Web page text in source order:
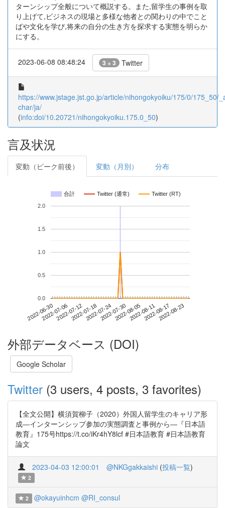
ターンシップ全般について概説する。また,留学生の事例を取
り上げて,ビジネスの現場と多様な他者との関わりの中でこと
ばや文化を学び,将来の自分の生き方を探求する実態を明らか
にする。
2023-06-08 08:48:24 3 + 3 Twitter
https://www.jstage.jst.go.jp/article/nihongokyoiku/175/0/175_50/
char/ja/
(info:doi/10.20721/nihongokyoiku.175.0_50)
言及状況
変動（ピーク前後） 変動（月別） 分布
合計 Twitter (通常) Twitter (RT)
2022-06-302022-07-062022-07-122022-07-182022-07-242022-07-302022-08-052022-08-112022-08-172022-08-23
0.0
0.5
1.0
1.5
2.0
外部データベース (DOI)
Google Scholar
Twitter (3 users, 4 posts, 3 favorites)
【全文公開】横須賀柳子（2020）外国人留学生のキャリア形
成―インターンシップ参加の実態調査と事例から―『日本語
教育』175号https://t.co/iKr4hY8lcf #日本語教育 #日本語教育
論文
2023-04-03 12:00:01 @NKGgakkaishi (投稿一覧)
2
2 @okayuinhcm @RI_consul